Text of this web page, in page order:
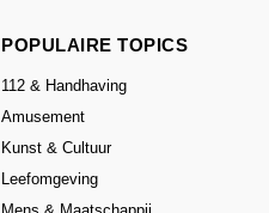
POPULAIRE TOPICS
112 & Handhaving
Amusement
Kunst & Cultuur
Leefomgeving